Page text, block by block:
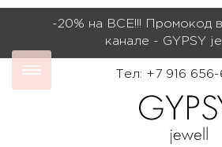
-20% на ВСЕ!!! Промокод
канале - GYPSY
Тел: +7 916